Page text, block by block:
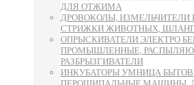
ДЛЯ ОТЖИМА
ДРОВОКОЛЫ,
СТРИЖКИ ЖИВОТНЫХ,
ОПРЫСКИВАТЕЛИ ЭЛЕКТРО
ПРОМЫШЛЕННЫЕ,
РАЗБРЫЗГИВАТЕЛИ
ИНКУБАТОРЫ УМНИЦА